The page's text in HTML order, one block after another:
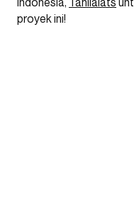
proyek ini!